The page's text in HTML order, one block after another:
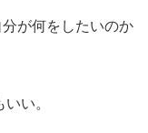
が何をしたいのか
い。